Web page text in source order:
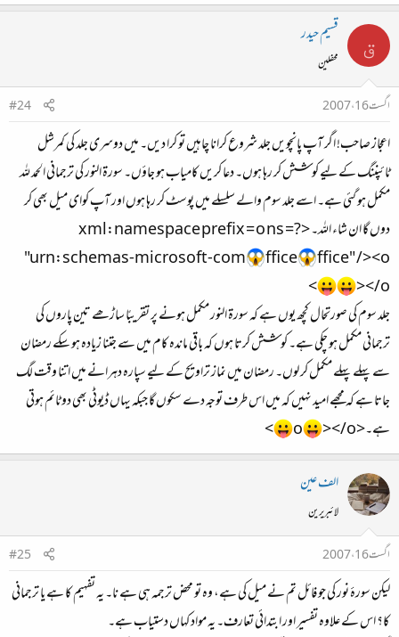
ق قسیم حیدر
محفلین
اگست 16، 2007
#24
اعجاز صاحب! اگر آپ پانچویں جلد شروع کرانا چاہیں تو کرا دیں۔ میں دوسری جلد کی کمرشل
ٹائپننگ کے لیے کوشش کر رہا ہوں۔ دعا کریں کامیاب ہو جاؤں۔ سورۃ النور کی ترجمانی الحمد للہ
مکمل ہو گئی ہے۔ اسے جلد سوم والے سلسلے میں پوسٹ کر رہا ہوں اور آپ کوای میل بھی کر
دوں گا ان شاء اللہ۔ <?xml:namespace prefix = o ns =
"urn:schemas-microsoft-com
ffice
ffice" /><o
></o
>
جلد سوم کی صورتحال کچھ یوں ہے کہ سورۃ النور مکمل ہونے پر تقریبًا ساڑھے تین پاروں کی
ترجمانی مکمل ہو چکی ہے۔ کوشش کرتا ہوں کہ باقی ماندہ کام میں سے جتنا زیادہ ہو سکے رمضان
سے پہلے پہلے مکمل کر لوں۔ رمضان میں نماز تراویح کے لیے سپارہ دہرانے میں اتنا وقت لگ
جاتا ہے کہ مجھے امید نہیں کہ میں اس طرف توجہ دے سکوں گا جبکہ یہاں ڈیوٹی بھی دو ٹائم ہوتی
ہے۔<o></o
>​
الف عین
لائبریرین
اگست 16، 2007
#25
لیکن سورۂ نور کی جو فائل تم نے میل کی ہے، وہ تو محض ترجمہ ہی ہے نا۔ یہ تفہیم کا ہے یا ترجمانی
کا؟ اس کے علاوہ تفسیر اور ابتدائی تعارف۔ یہ مواد کہاں دستیاب ہے۔